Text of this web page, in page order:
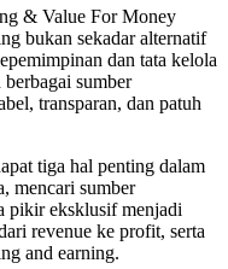
& Value For Money
bukan sekadar alternatif
dan tata kelola
sumber
transparan, dan patuh
tiga hal penting dalam
mencari sumber
pikir eksklusif menjadi
revenue ke profit, serta
and earning.